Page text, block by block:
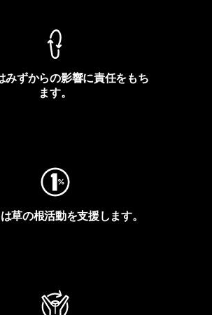
みずからの影響に責任をもち
ます。
草の根活動を支援します。